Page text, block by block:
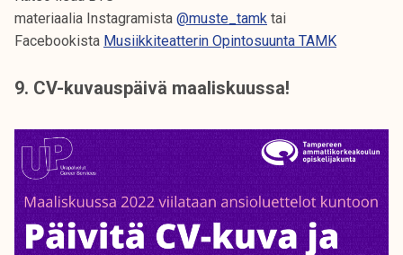
materiaalia Instagramista @muste_tamk tai
Facebookista Musiikkiteatterin Opintosuunta TAMK
9. CV-kuvauspäivä maaliskuussa!